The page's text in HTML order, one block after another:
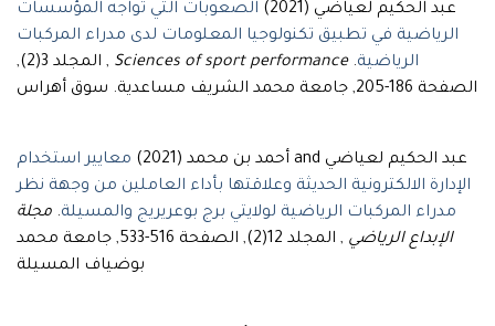
عبد الحكيم لعياضي (2021)
الصعوبات التي تواجه المؤسسات
الرياضية في تطبيق تكنولوجيا المعلومات لدى مدراء المركبات
الرياضية.
Sciences of sport performance
, المجلد 3(2),
الصفحة 186-205, جامعة محمد الشريف مساعدية. سوق أهراس
عبد الحكيم لعياضي and أحمد بن محمد (2021)
معايير استخدام
الإدارة الالكترونية الحديثة وعلاقتها بأداء العاملين من وجهة نظر
مدراء المركبات الرياضية لولايتي برج بوعريريج والمسيلة. مجلة
الإبداع الرياضي
, المجلد 12(2), الصفحة 516-533, جامعة محمد
بوضياف المسيلة